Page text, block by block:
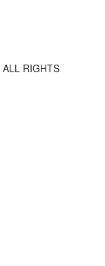
RIGHTS